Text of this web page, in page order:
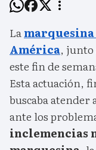
Lamarquesina
América, junto
este fin de
Esta actuación,
buscaba atender
ante los
inclemencias